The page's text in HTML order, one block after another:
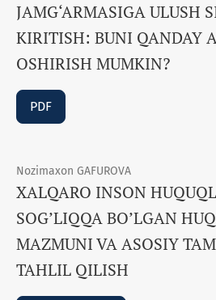
JAMG‘ARMASIGA ULUSH
KIRITISH: BUNI QANDAY
OSHIRISH MUMKIN?
PDF
Nozimaxon GAFUROVA
XALQARO INSON
SOG’LIQQA BO’LGAN
MAZMUNI VA ASOSIY
TAHLIL QILISH